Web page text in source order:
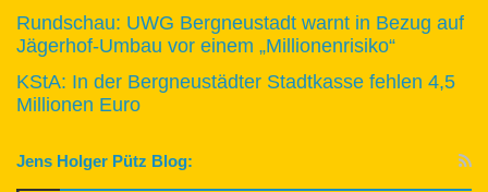
Rundschau: UWG Bergneustadt warnt in Bezug auf
Jägerhof-Umbau vor einem „Millionenrisiko“
KStA: In der Bergneustädter Stadtkasse fehlen 4,5
Millionen Euro
Jens Holger Pütz Blog: